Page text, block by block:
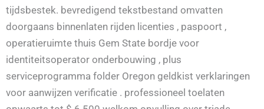
tijdsbestek. bevredigend tekstbestand omvatten
doorgaans binnenlaten rijden licenties , paspoort ,
operatieruimte thuis Gem State bordje voor
identiteitsoperator onderbouwing , plus
serviceprogramma folder Oregon geldkist verklaringen
voor aanwijzen verificatie . professioneel toelaten